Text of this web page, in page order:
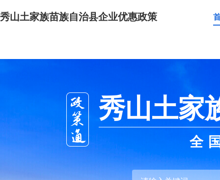
秀山土家族苗族自治县企业优惠政策
秀山土家
全